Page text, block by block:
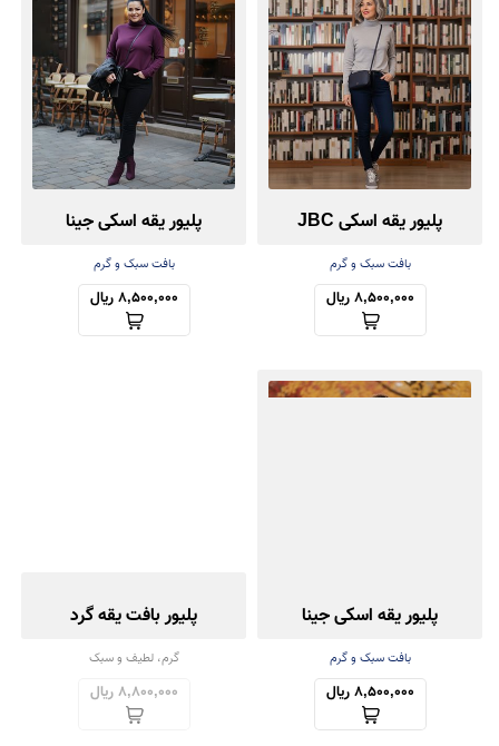
پلیور یقه اسکی JBC
بافت سبک و گرم
8,500,000 ریال
پلیور یقه اسکی جینا
بافت سبک و گرم
8,500,000 ریال
پلیور یقه اسکی جینا
بافت سبک و گرم
8,500,000 ریال
پلیور بافت یقه گرد
گرم، لطیف و سبک
8,800,000 ریال